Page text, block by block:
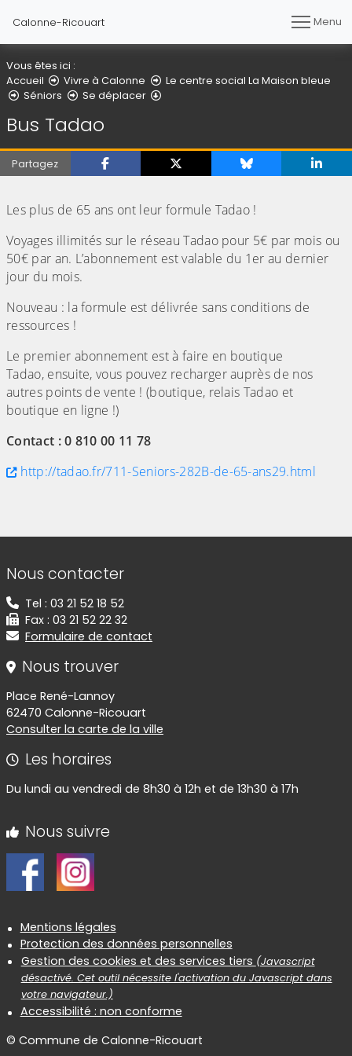
Calonne-Ricouart Menu
Vous êtes ici :
Accueil
Vivre à Calonne
Le centre social La Maison bleue
Séniors
Se déplacer
Bus Tadao
Partagez
Les plus de 65 ans ont leur formule Tadao !
Voyages illimités sur le réseau Tadao pour 5€ par mois ou
50€ par an. L’abonnement est valable du 1er au dernier
jour du mois.
Nouveau : la formule est délivrée sans conditions de
ressources !
Le premier abonnement est à faire en boutique
Tadao, ensuite, vous pouvez recharger auprès de nos
autres points de vente ! (boutique, relais Tadao et
boutique en ligne !)
Contact : 0 810 00 11 78
http://tadao.fr/711-Seniors-282B-de-65-ans29.html
Informations de contact
Nous contacter
Tel : 03 21 52 18 52
Fax : 03 21 52 22 32
Formulaire de contact
Nous trouver
Place René-Lannoy
62470 Calonne-Ricouart
Consulter la carte de la ville
Les horaires
Du lundi au vendredi de 8h30 à 12h et de 13h30 à 17h
Nous suivre
Informations réglementaires
Mentions légales
Protection des données personnelles
Gestion des cookies et des services tiers (Javascript
désactivé. Cet outil nécessite l'activation du Javascript dans
votre navigateur.)
Accessibilité : non conforme
© Commune de Calonne-Ricouart